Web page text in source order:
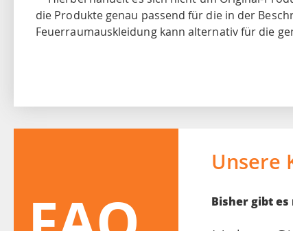
die Produkte genau passend für die in der
Feuerraumauskleidung kann alternativ für die
Unsere
Bisher gibt